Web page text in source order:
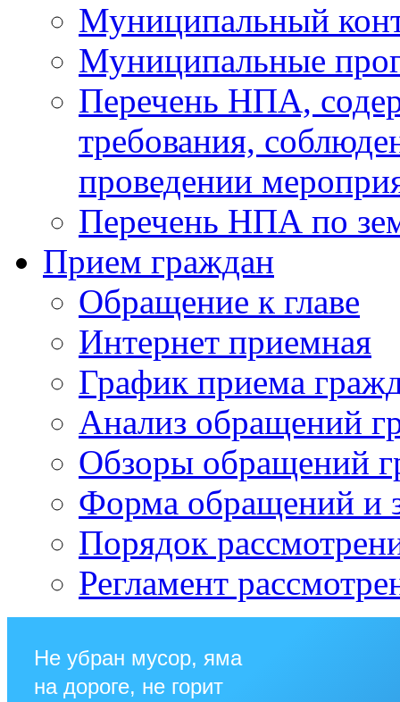
Муниципальный
Муниципальные
Перечень НПА,
требования,
проведении
Перечень НПА по
Прием граждан
Обращение к главе
Интернет приемная
График приема
Анализ обращений
Обзоры обращений
Форма обращений и
Порядок
Регламент
Не убран мусор, яма
на дороге, не горит